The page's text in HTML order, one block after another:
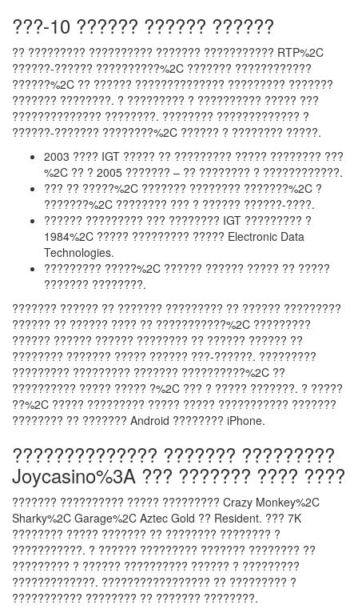
???-10 ?????? ?????? ??????
?? ????????? ?????????? ??????? ??????????? RTP%2C
??????-?????? ??????????%2C ??????? ????????????
??????%2C ?? ?????? ?????????????? ????????? ???????
??????? ????????. ? ????????? ? ?????????? ????? ???
?????????????? ????????. ???????? ????????????? ?
??????-??????? ????????%2C ?????? ? ???????? ?????.
2003 ???? IGT ????? ?? ????????? ????? ???????? ???
%2C ?? ? 2005 ??????? – ?? ???????? ? ????????????.
??? ?? ?????%2C ??????? ???????? ???????%2C ?
???????%2C ???????? ??? ? ?????? ??????-????.
?????? ????????? ??? ???????? IGT ????????? ?
1984%2C ????? ????????? ????? Electronic Data
Technologies.
????????? ?????%2C ?????? ?????? ????? ?? ?????
??????? ????????.
??????? ?????? ?? ??????? ????????? ?? ?????? ?????????
?????? ?? ?????? ???? ?? ???????????%2C ?????????
?????? ?????? ?????? ???????? ?? ?????? ?????? ??
???????? ??????? ????? ?????? ???-??????. ?????????
????????? ????????? ??????? ??????????%2C ??
?????????? ????? ????? ?%2C ??? ? ????? ???????. ? ?????
??%2C ????? ????????? ????? ????? ??????????? ???????
???????? ?? ??????? Android ???????? iPhone.
?????????????? ??????? ?????????
Joycasino%3A ??? ??????? ???? ????
??????? ?????????? ????? ????????? Crazy Monkey%2C
Sharky%2C Garage%2C Aztec Gold ?? Resident. ??? 7K
???????? ????? ??????? ?? ???????? ???????? ?
???????????. ? ?????? ????????? ??????? ???????? ??
????????? ? ?????? ?????????? ?????? ? ?????????
?????????????. ????????????????? ?? ????????? ?
??????????? ???????? ?? ??????? ????????.